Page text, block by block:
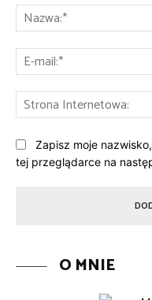
Zapisz moje
tej przeglądarce na
O MNIE